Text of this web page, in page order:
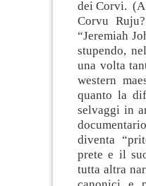
dei Corvi. (A
Corvu
“Jeremiah
stupendo,
una volta
western
quanto la
selvaggi in
diventa
prete e il
tutta altra